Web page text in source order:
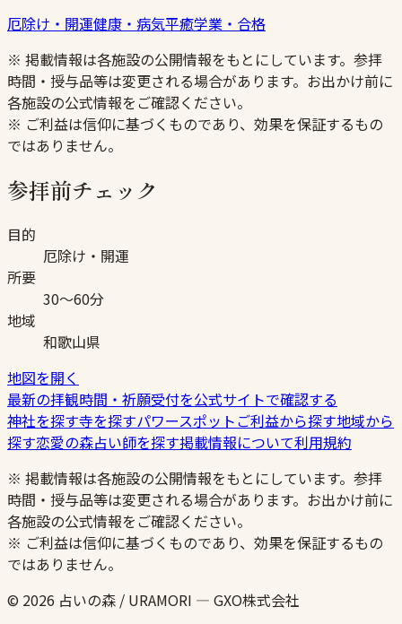
厄除け・開運健康・病気平癒学業・合格
※ 掲載情報は各施設の公開情報をもとにしています。参拝
時間・授与品等は変更される場合があります。お出かけ前に
各施設の公式情報をご確認ください。
※ ご利益は信仰に基づくものであり、効果を保証するもの
ではありません。
参拝前チェック
目的
厄除け・開運
所要
30〜60分
地域
和歌山県
地図を開く
最新の拝観時間・祈願受付を公式サイトで確認する
神社を探す寺を探すパワースポットご利益から探す地域から
探す恋愛の森占い師を探す掲載情報について利用規約
※ 掲載情報は各施設の公開情報をもとにしています。参拝
時間・授与品等は変更される場合があります。お出かけ前に
各施設の公式情報をご確認ください。
※ ご利益は信仰に基づくものであり、効果を保証するもの
ではありません。
© 2026 占いの森 / URAMORI — GXO株式会社